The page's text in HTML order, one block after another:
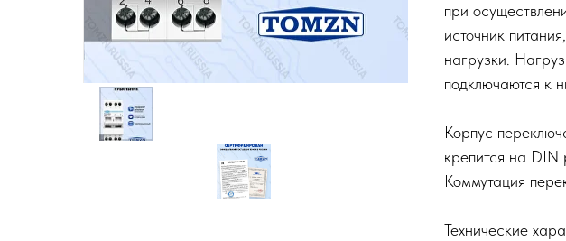
при
источник
нагрузки.
подключаются к
Корпус
крепится на
Коммутация
Технические